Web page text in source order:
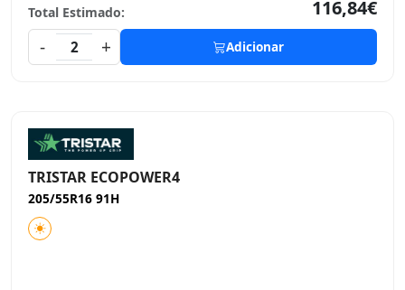
Total Estimado:
116,84€
-
2 + Adicionar
TRISTAR ECOPOWER4
205/55R16 91H